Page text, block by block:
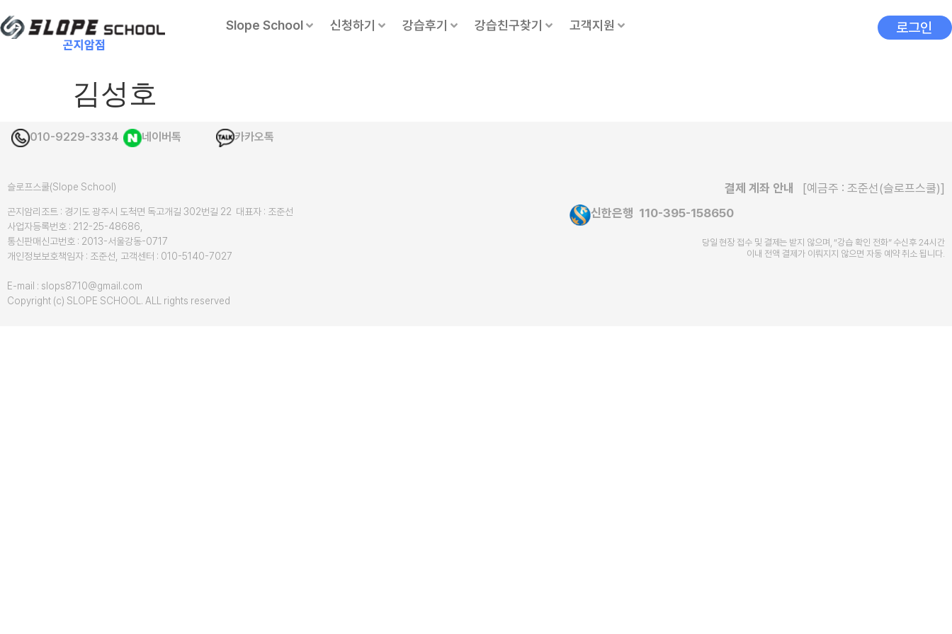
Slope School 신청하기 강습후기 강습친구찾기 고객지원 로그인
김성호
010-9229-3334 네이버톡 카카오톡
슬로프스쿨(Slope School)
곤지암리조트 : 경기도 광주시 도척면 독고개길 302번길 22 대표자 : 조준선
사업자등록번호 : 212-25-48686,
통신판매신고번호 : 2013-서울강동-0717
개인정보보호책임자 : 조준선, 고객센터 : 010-5140-7027
E-mail : slops8710@gmail.com
Copyright (c) SLOPE SCHOOL. ALL rights reserved
결제 계좌 안내
[예금주 : 조준선(슬로프스쿨)]
신한은행 110-395-158650
당일 현장 접수 및 결제는 받지 않으며, “강습 확인 전화” 수신후 24시간
이내 전액 결제가 이뤄지지 않으면 자동 예약 취소 됩니다.